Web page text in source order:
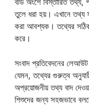
বডি অংশে বিস্তারিত তথ্য,
তুলে ধরা হয়। এখানে তথ্য
করা আবশ্যক। তথ্যের সঠিক
করে।
সংবাদ প্রতিবেদনের
যেমন, তথ্যের গুরুত্ব
অপ্রয়োজনীয় তথ্য বাদ
শিশুদের জন্য সহজভাবে